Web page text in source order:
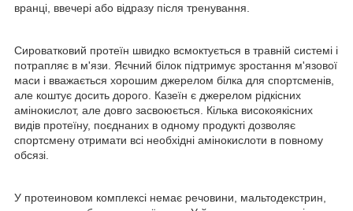
вранці, ввечері або відразу після тренування.
Сироватковий протеїн швидко всмоктується в травній системі і
потрапляє в м'язи. Яєчний білок підтримує зростання м'язової
маси і вважається хорошим джерелом білка для спортсменів,
але коштує досить дорого. Казеїн є джерелом рідкісних
амінокислот, але довго засвоюється. Кілька високоякісних
видів протеїну, поєднаних в одному продукті дозволяє
спортсмену отримати всі необхідні амінокислоти в повному
обсязі.
У протеиновом комплексі немає речовини, мальтодекстрин,